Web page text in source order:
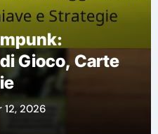
Gioco, Carte
12, 2026